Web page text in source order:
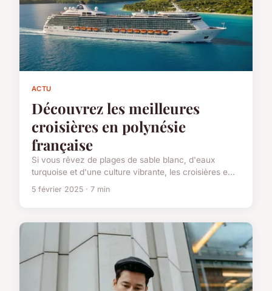
ACTU
Découvrez les meilleures
croisières en polynésie
française
Si vous rêvez de plages de sable blanc, d'eaux
turquoise et d'une culture vibrante, les croisières e...
5 février 2025 · 7 min